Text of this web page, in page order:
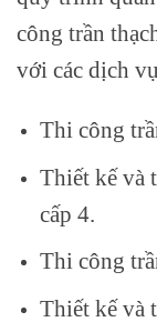
công trần
với các dịch
Thi công
Thiết kế và
cấp 4.
Thi công
Thiết kế và